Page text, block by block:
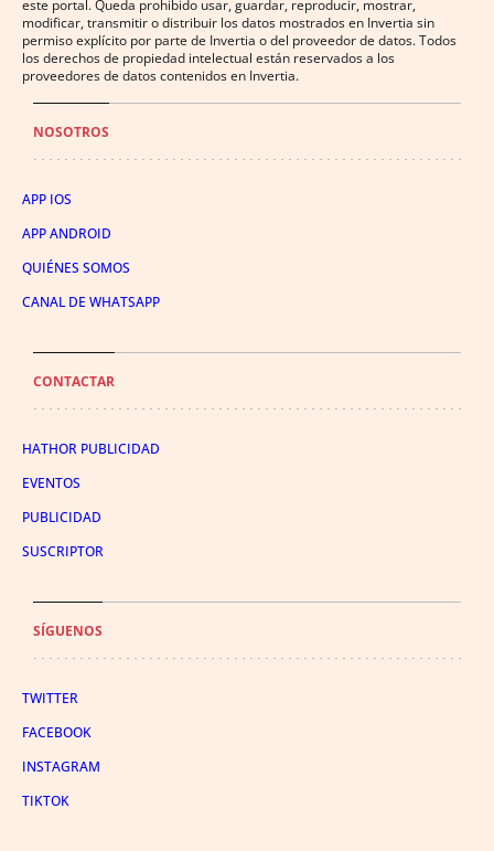
este portal. Queda prohibido usar, guardar, reproducir, mostrar,
modificar, transmitir o distribuir los datos mostrados en Invertia sin
permiso explícito por parte de Invertia o del proveedor de datos. Todos
los derechos de propiedad intelectual están reservados a los
proveedores de datos contenidos en Invertia.
NOSOTROS
APP IOS
APP ANDROID
QUIÉNES SOMOS
CANAL DE WHATSAPP
CONTACTAR
HATHOR PUBLICIDAD
EVENTOS
PUBLICIDAD
SUSCRIPTOR
SÍGUENOS
TWITTER
FACEBOOK
INSTAGRAM
TIKTOK